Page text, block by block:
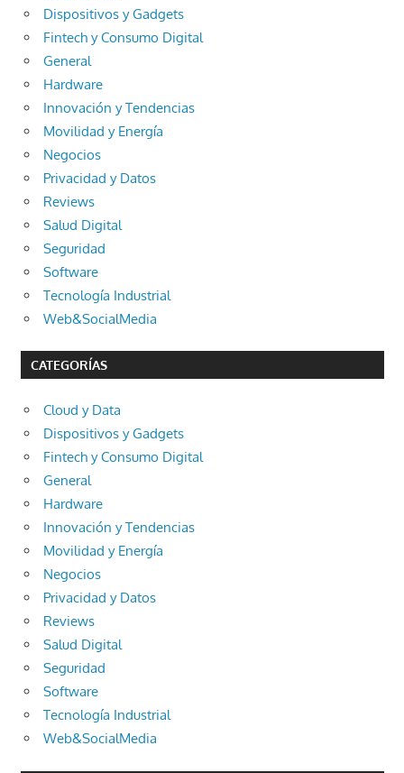
Dispositivos y Gadgets
Fintech y Consumo Digital
General
Hardware
Innovación y Tendencias
Movilidad y Energía
Negocios
Privacidad y Datos
Reviews
Salud Digital
Seguridad
Software
Tecnología Industrial
Web&SocialMedia
CATEGORÍAS
Cloud y Data
Dispositivos y Gadgets
Fintech y Consumo Digital
General
Hardware
Innovación y Tendencias
Movilidad y Energía
Negocios
Privacidad y Datos
Reviews
Salud Digital
Seguridad
Software
Tecnología Industrial
Web&SocialMedia